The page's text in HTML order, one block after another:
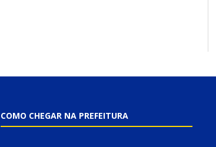
COMO CHEGAR NA PREFEITURA